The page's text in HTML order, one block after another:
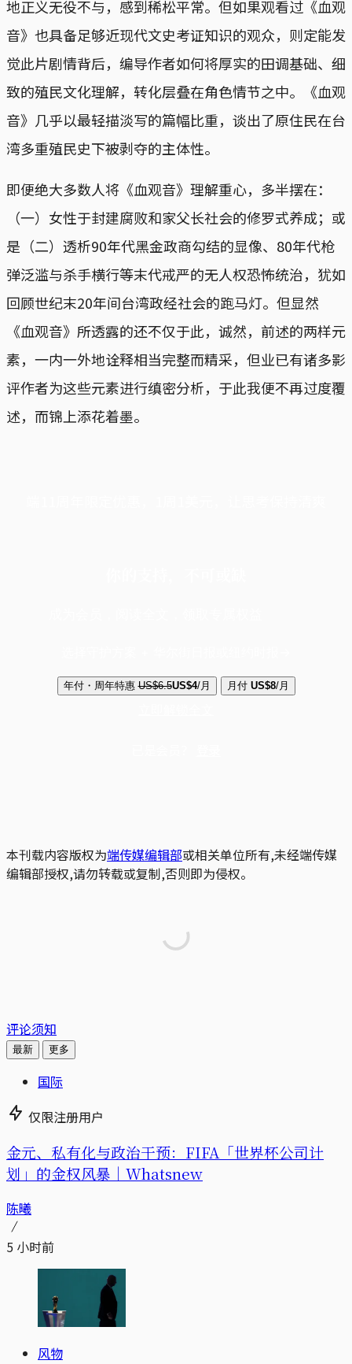
地正义无役不与，感到稀松平常。但如果观看过《血观
音》也具备足够近现代文史考证知识的观众，则定能发
觉此片剧情背后，编导作者如何将厚实的田调基础、细
致的殖民文化理解，转化层叠在角色情节之中。《血观
音》几乎以最轻描淡写的篇幅比重，谈出了原住民在台
湾多重殖民史下被剥夺的主体性。
即便绝大多数人将《血观音》理解重心，多半摆在：
（一）女性于封建腐败和家父长社会的修罗式养成；或
是（二）透析90年代黑金政商勾结的显像、80年代枪
弹泛滥与杀手横行等末代戒严的无人权恐怖统治，犹如
回顾世纪末20年间台湾政经社会的跑马灯。但显然
《血观音》所透露的还不仅于此，诚然，前述的两样元
素，一内一外地诠释相当完整而精采，但业已有诸多影
评作者为这些元素进行缜密分析，于此我便不再过度覆
述，而锦上添花着墨。
年付・周年特惠 US$6.5US$4/月 月付 US$8/月
本刊载内容版权为端传媒编辑部或相关单位所有,未经端传媒
编辑部授权,请勿转载或复制,否则即为侵权。
评论须知
最新 更多
国际
仅限注册用户
金元、私有化与政治干预：FIFA「世界杯公司计
划」的金权风暴｜Whatsnew
陈曦
5 小时前
风物